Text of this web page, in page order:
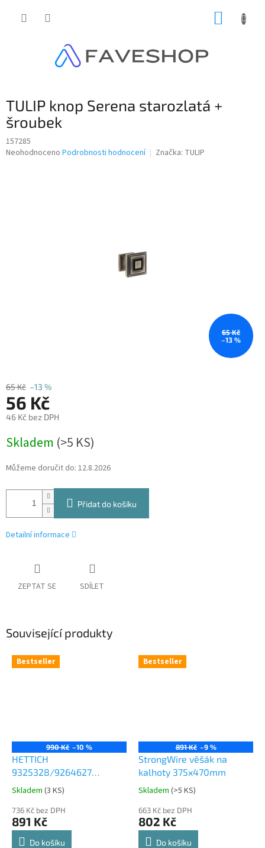
TULIP knop Serena starozlatá +
šroubek
157285
Průměrné
Neohodnoceno Podrobnosti hodnocení Značka: TULIP
65 Kč
–13 %
65 Kč –13 %
56 Kč
46 Kč bez DPH
cena:
Skladem (>5 KS)
Můžeme doručit do: 12.8.2026
Přidat do košíku
Detailní informace
ZEPTAT SE SDÍLET
Související produkty
Bestseller
990 Kč –10 %
HETTICH
9325328/9264627
Comfort Spin 360° otočná
police 8kg
Průměrné
produktu
je
4,8
Skladem (3 KS)
736 Kč bez DPH
891 Kč
Do košíku
Bestseller
891 Kč –9 %
StrongWire věšák na
kalhoty 375x470mm
Průměrné
produktu
je
4,8
Skladem (>5 KS)
663 Kč bez DPH
802 Kč
Do košíku